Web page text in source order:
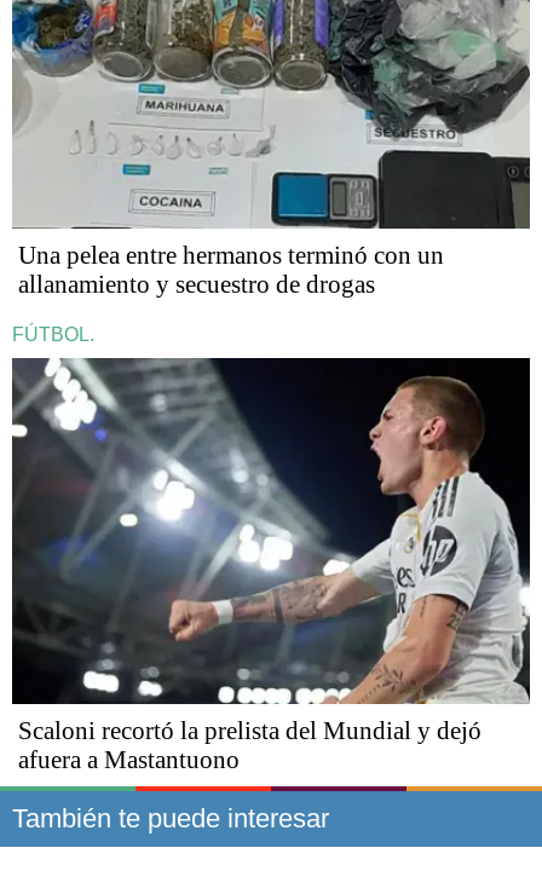
Una pelea entre hermanos terminó con un
allanamiento y secuestro de drogas
FÚTBOL.
Scaloni recortó la prelista del Mundial y dejó
afuera a Mastantuono
También te puede interesar